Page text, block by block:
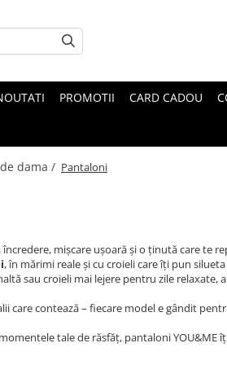
PROMOTII CARD CADOU
dama / Pantaloni
mișcare ușoară și o ținută care te
, în mărimi reale și cu croieli care îți pun
sau croieli mai lejere pentru zile
care contează – fiecare model e gândit
tale de răsfăț, pantaloni YOU&ME